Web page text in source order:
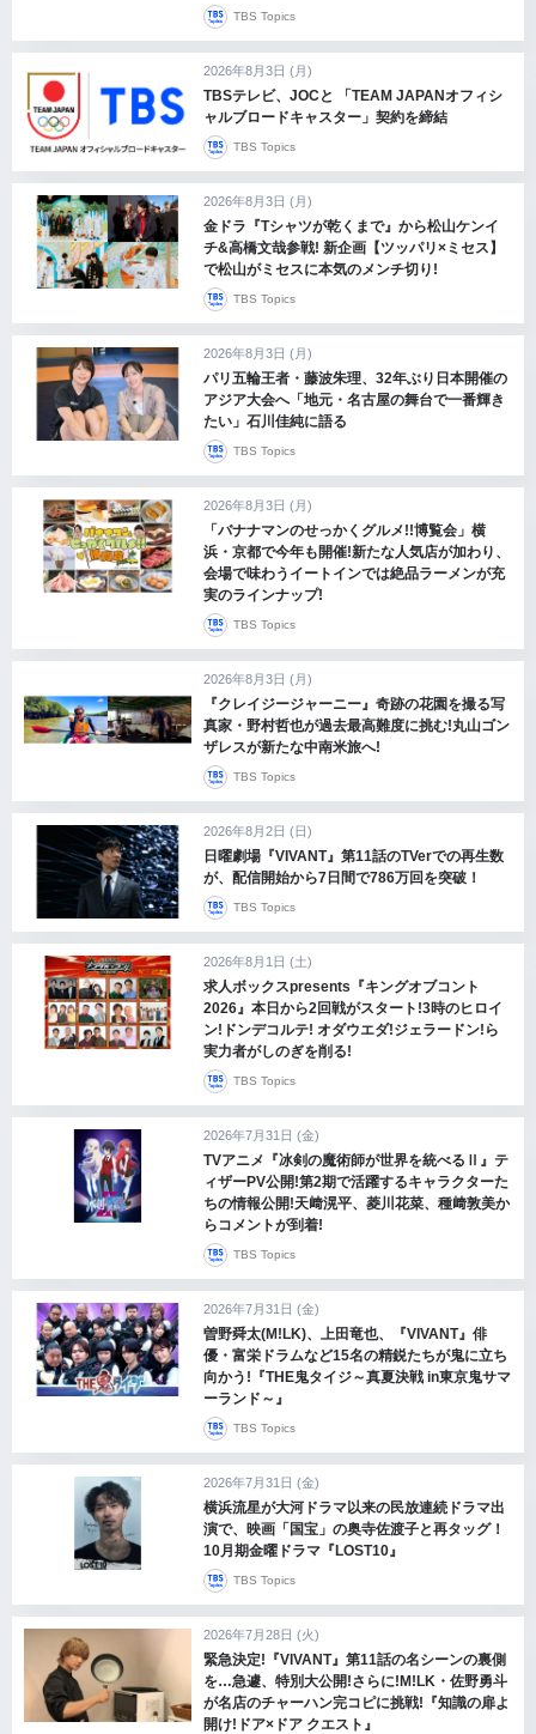
TBS Topics
2026年8月3日 (月)
TBSテレビ、JOCと 「TEAM JAPANオフィシ
ャルブロードキャスター」契約を締結
TBS Topics
2026年8月3日 (月)
金ドラ『Tシャツが乾くまで』から松山ケンイ
チ&高橋文哉参戦! 新企画【ツッパリ×ミセス】
で松山がミセスに本気のメンチ切り!
TBS Topics
2026年8月3日 (月)
パリ五輪王者・藤波朱理、32年ぶり日本開催の
アジア大会へ「地元・名古屋の舞台で一番輝き
たい」石川佳純に語る
TBS Topics
2026年8月3日 (月)
「バナナマンのせっかくグルメ!!博覧会」横
浜・京都で今年も開催!新たな人気店が加わり、
会場で味わうイートインでは絶品ラーメンが充
実のラインナップ!
TBS Topics
2026年8月3日 (月)
『クレイジージャーニー』奇跡の花園を撮る写
真家・野村哲也が過去最高難度に挑む!丸山ゴン
ザレスが新たな中南米旅へ!
TBS Topics
2026年8月2日 (日)
日曜劇場『VIVANT』第11話のTVerでの再生数
が、配信開始から7日間で786万回を突破！
TBS Topics
2026年8月1日 (土)
求人ボックスpresents『キングオブコント
2026』本日から2回戦がスタート!3時のヒロイ
ン!ドンデコルテ! オダウエダ!ジェラードン!ら
実力者がしのぎを削る!
TBS Topics
2026年7月31日 (金)
TVアニメ『冰剣の魔術師が世界を統べるⅡ』テ
ィザーPV公開!第2期で活躍するキャラクターた
ちの情報公開!天﨑滉平、菱川花菜、種﨑敦美か
らコメントが到着!
TBS Topics
2026年7月31日 (金)
曽野舜太(M!LK)、上田竜也、『VIVANT』俳
優・富栄ドラムなど15名の精鋭たちが鬼に立ち
向かう!『THE鬼タイジ～真夏決戦 in東京鬼サマ
ーランド～』
TBS Topics
2026年7月31日 (金)
横浜流星が大河ドラマ以来の民放連続ドラマ出
演で、映画「国宝」の奥寺佐渡子と再タッグ！
10月期金曜ドラマ『LOST10』
TBS Topics
2026年7月28日 (火)
緊急決定!『VIVANT』第11話の名シーンの裏側
を…急遽、特別大公開!さらに!M!LK・佐野勇斗
が名店のチャーハン完コピに挑戦!『知識の扉よ
開け!ドア×ドア クエスト』